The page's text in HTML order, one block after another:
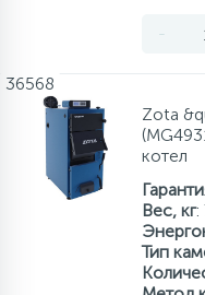
-
36568
Zota
котел
Вес, кг:
Тип